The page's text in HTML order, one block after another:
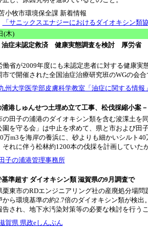
小牧市環境保全課 新着情報
「サニックスエナジーにおけるダイオキシン類
(木)
油症未認定救済 健康実態調査を検討 厚労省
省が2009年度にも未認定患者に対する健康実
市で開催された全国油症治療研究班のWGの会
州大学医学部皮膚科学教室「油症に関する情報
港しゅんせつ土埋め立て工事、松伐採縮小案
田子の浦港のダイオキシン類を含む浚渫土を
園を守る会」は中止を求めて、県と市および
万m3を海岸の養浜に、砂よりも細かいシルト
それに伴う松林約1200本の伐採を計画していた
田子の浦港管理事務所
準超す ダイオキシン類 滋賀県の9月調査で
東市のRDエンジニアリング社の産廃処分場
から環境基準の約2.7倍のダイオキシン類が検
告され、地下水汚染対策等の必要な検討を行う
賀県 県政eしんぶん